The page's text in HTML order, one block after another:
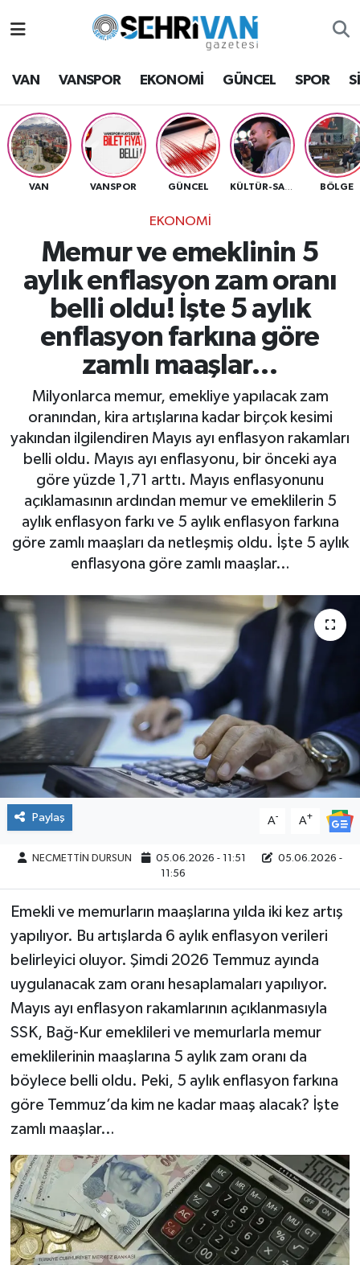
VAN VANSPOR EKONOMİ GÜNCEL SPOR
VAN VANSPOR GÜNCEL BÖLGE
EKONOMİ
Memur ve emeklinin 5
aylık enflasyon zam oranı
belli oldu! İşte 5 aylık
enflasyon farkına göre
zamlı maaşlar…
Milyonlarca memur, emekliye yapılacak zam
oranından, kira artışlarına kadar birçok kesimi
yakından ilgilendiren Mayıs ayı enflasyon rakamları
belli oldu. Mayıs ayı enflasyonu, bir önceki aya
göre yüzde 1,71 arttı. Mayıs enflasyonunu
açıklamasının ardından memur ve emeklilerin 5
aylık enflasyon farkı ve 5 aylık enflasyon farkına
göre zamlı maaşları da netleşmiş oldu. İşte 5 aylık
enflasyona göre zamlı maaşlar…
Paylaş A- A+
NECMETTİN DURSUN 05.06.2026 - 11:51
05.06.2026 -
11:56
Emekli ve memurların maaşlarına yılda iki kez artış
yapılıyor. Bu artışlarda 6 aylık enflasyon verileri
belirleyici oluyor. Şimdi 2026 Temmuz ayında
uygulanacak zam oranı hesaplamaları yapılıyor.
Mayıs ayı enflasyon rakamlarının açıklanmasıyla
SSK, Bağ-Kur emeklileri ve memurlarla memur
emeklilerinin maaşlarına 5 aylık zam oranı da
böylece belli oldu. Peki, 5 aylık enflasyon farkına
göre Temmuz’da kim ne kadar maaş alacak? İşte
zamlı maaşlar…
Van Hava Durumu
VAN Namaz Vakitleri
Van Trafik Yoğunluk Haritası
Süper Lig Puan Durumu ve Fikstür
Tüm Manşetler
Son Dakika Haberleri
Haber Arşivi